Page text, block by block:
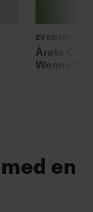
Evenemang
Årets
en